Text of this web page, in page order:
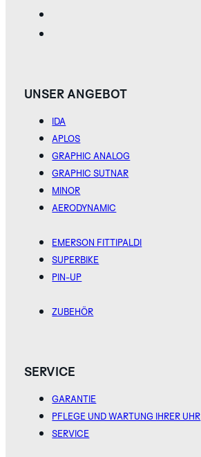
UNSER ANGEBOT
IDA
APLOS
GRAPHIC ANALOG
GRAPHIC SUTNAR
MINOR
AERODYNAMIC
EMERSON FITTIPALDI
SUPERBIKE
PIN-UP
ZUBEHÖR
SERVICE
GARANTIE
PFLEGE UND WARTUNG IHRER UHR
SERVICE